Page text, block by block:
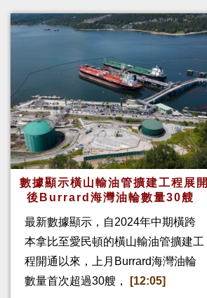
數據顯示橫山輸油管擴建工程展開
後Burrard海灣油輪數量30艘
最新數據顯示，自2024年中期橫跨
本拿比至愛民頓的橫山輸油管擴建工
程開通以來，上月Burrard海灣油輪
數量首次超過30艘，
[12:05]